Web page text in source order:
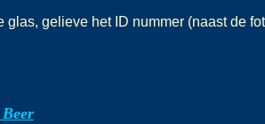
gelieve het ID nummer (naast de